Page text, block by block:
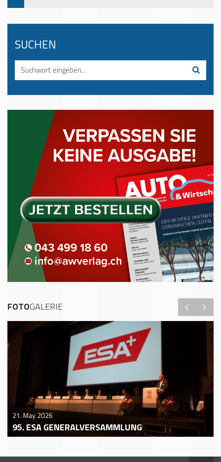
SUCHEN
FOTOGALERIE
21. May 2026
95. ESA GENERALVERSAMMLUNG